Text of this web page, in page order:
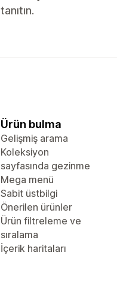
tanıtın.
Ürün bulma
Gelişmiş arama
Koleksiyon
sayfasında gezinme
Mega menü
Sabit üstbilgi
Önerilen ürünler
Ürün filtreleme ve
sıralama
İçerik haritaları